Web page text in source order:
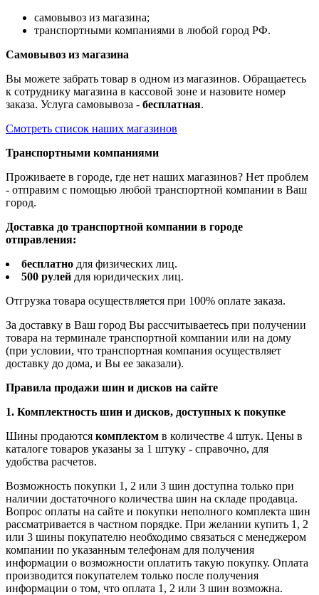
самовывоз из магазина;
транспортными компаниями в любой город РФ.
Самовывоз из магазина
Вы можете забрать товар в одном из магазинов. Обращаетесь
к сотруднику магазина в кассовой зоне и назовите номер
заказа. Услуга самовывоза - бесплатная.
Смотреть список наших магазинов
Транспортными компаниями
Проживаете в городе, где нет наших магазинов? Нет проблем
- отправим с помощью любой транспортной компании в Ваш
город.
Доставка до транспортной компании в городе
отправления:
бесплатно для физических лиц.
500 рулей для юридических лиц.
Отгрузка товара осуществляется при 100% оплате заказа.
За доставку в Ваш город Вы рассчитываетесь при получении
товара на терминале транспортной компании или на дому
(при условии, что транспортная компания осуществляет
доставку до дома, и Вы ее заказали).
Правила продажи шин и дисков на сайте
1. Комплектность шин и дисков, доступных к покупке
Шины продаются комплектом в количестве 4 штук. Цены в
каталоге товаров указаны за 1 штуку - справочно, для
удобства расчетов.
Возможность покупки 1, 2 или 3 шин доступна только при
наличии достаточного количества шин на складе продавца.
Вопрос оплаты на сайте и покупки неполного комплекта шин
рассматривается в частном порядке. При желании купить 1, 2
или 3 шины покупателю необходимо связаться с менеджером
компании по указанным телефонам для получения
информации о возможности оплатить такую покупку. Оплата
производится покупателем только после получения
информации о том, что оплата 1, 2 или 3 шин возможна.